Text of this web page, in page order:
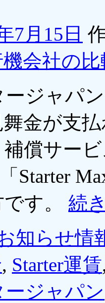
7月15日
会社の
ジャパ
金が支
償サー
Starter
す。 続
知らせ情
, Starter運賃
ジャパン